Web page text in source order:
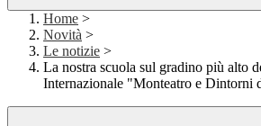
Home >
Novità >
Le notizie >
La nostra scuola sul gradino più alto
Internazionale "Monteatro e Dintorni